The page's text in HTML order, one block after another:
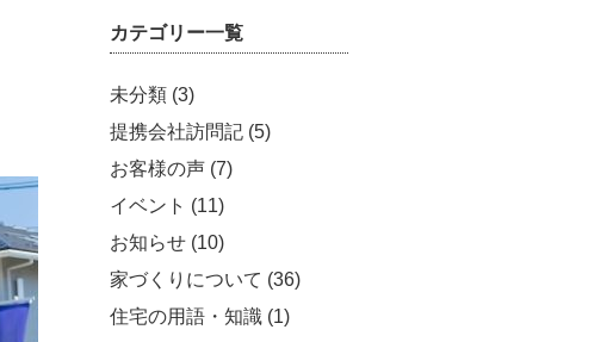
カテゴリー一覧
未分類 (3)
提携会社訪問記 (5)
お客様の声 (7)
イベント (11)
お知らせ (10)
家づくりについて (36)
住宅の用語・知識 (1)